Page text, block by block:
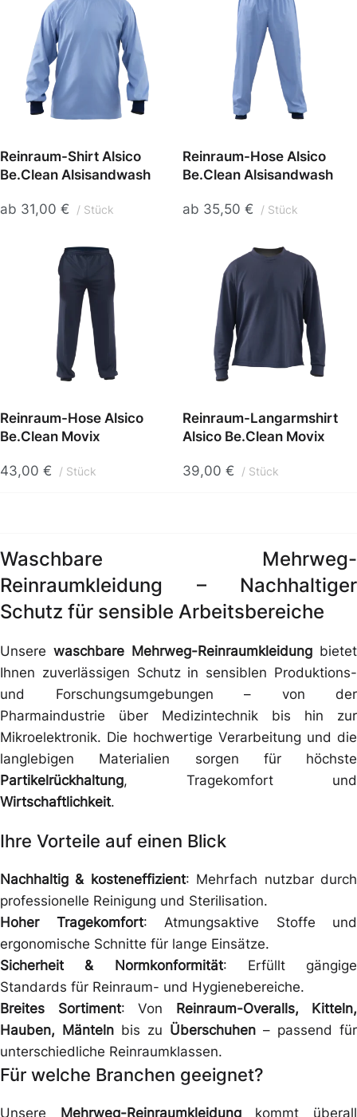
Reinraum-Shirt Alsico
Be.Clean Alsisandwash
ab 31,00 € Stück
Reinraum-Hose Alsico
Be.Clean Alsisandwash
ab 35,50 € Stück
Reinraum-Hose Alsico
Be.Clean Movix
43,00 € Stück
Reinraum-Langarmshirt
Alsico Be.Clean Movix
39,00 € Stück
Waschbare Mehrweg-
Reinraumkleidung – Nachhaltiger
Schutz für sensible Arbeitsbereiche
Unsere waschbare Mehrweg-Reinraumkleidung bietet
Ihnen zuverlässigen Schutz in sensiblen Produktions-
und Forschungsumgebungen – von der
Pharmaindustrie über Medizintechnik bis hin zur
Mikroelektronik. Die hochwertige Verarbeitung und die
langlebigen Materialien sorgen für höchste
Partikelrückhaltung, Tragekomfort und
Wirtschaftlichkeit.
Ihre Vorteile auf einen Blick
Nachhaltig & kosteneffizient: Mehrfach nutzbar durch
professionelle Reinigung und Sterilisation.
Hoher Tragekomfort: Atmungsaktive Stoffe und
ergonomische Schnitte für lange Einsätze.
Sicherheit & Normkonformität: Erfüllt gängige
Standards für Reinraum- und Hygienebereiche.
Breites Sortiment: Von
Reinraum-Overalls, Kitteln,
Hauben, Mänteln bis zu Überschuhen – passend für
unterschiedliche Reinraumklassen.
Für welche Branchen geeignet?
Unsere Mehrweg-Reinraumkleidungkommt überall